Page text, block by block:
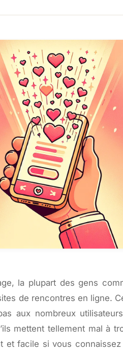
la plupart des gens
de rencontres en ligne.
aux nombreux
mettent tellement mal à
et facile si vous